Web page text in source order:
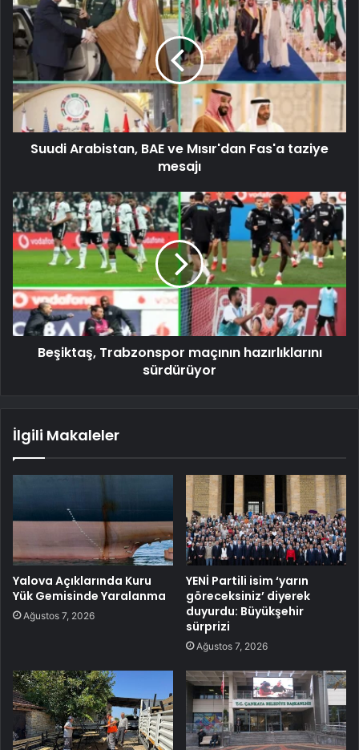
Suudi Arabistan, BAE ve Mısır'dan Fas'a taziye
mesajı
Beşiktaş, Trabzonspor maçının hazırlıklarını
sürdürüyor
İlgili Makaleler
Yalova Açıklarında Kuru
Yük Gemisinde Yaralanma
Ağustos 7, 2026
YENİ Partili isim ‘yarın
göreceksiniz’ diyerek
duyurdu: Büyükşehir
sürprizi
Ağustos 7, 2026